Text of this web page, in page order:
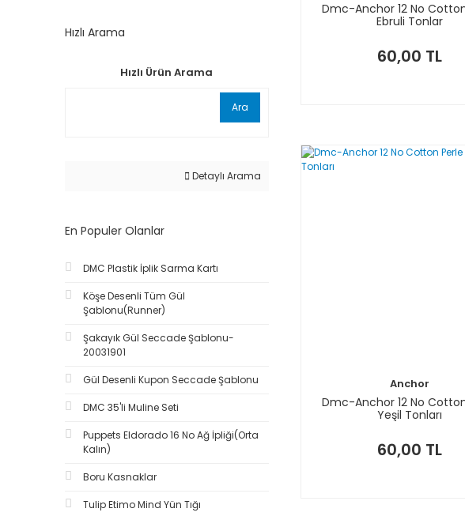
Hızlı Arama
Hızlı Ürün Arama
Ara
Detaylı Arama
En Populer Olanlar
DMC Plastik İplik Sarma Kartı
Köşe Desenli Tüm Gül
Şablonu(Runner)
Şakayık Gül Seccade Şablonu-
20031901
Gül Desenli Kupon Seccade Şablonu
DMC 35'li Muline Seti
Puppets Eldorado 16 No Ağ İpliği(Orta
Kalın)
Boru Kasnaklar
Tulip Etimo Mind Yün Tığı
Dmc-Anchor 12 No
Ebruli Tonlar
60,00 TL
Anchor
Dmc-Anchor 12 No
Yeşil Tonları
60,00 TL